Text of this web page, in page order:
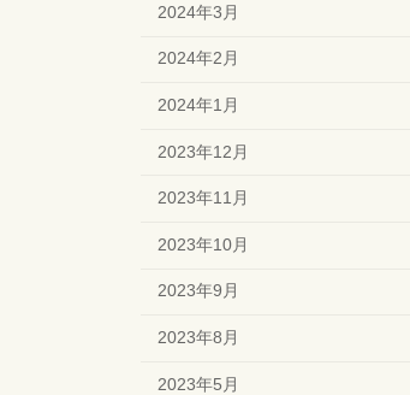
2024年3月
2024年2月
2024年1月
2023年12月
2023年11月
2023年10月
2023年9月
2023年8月
2023年5月